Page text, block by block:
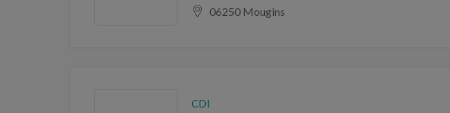
06250 Mougins
CDI